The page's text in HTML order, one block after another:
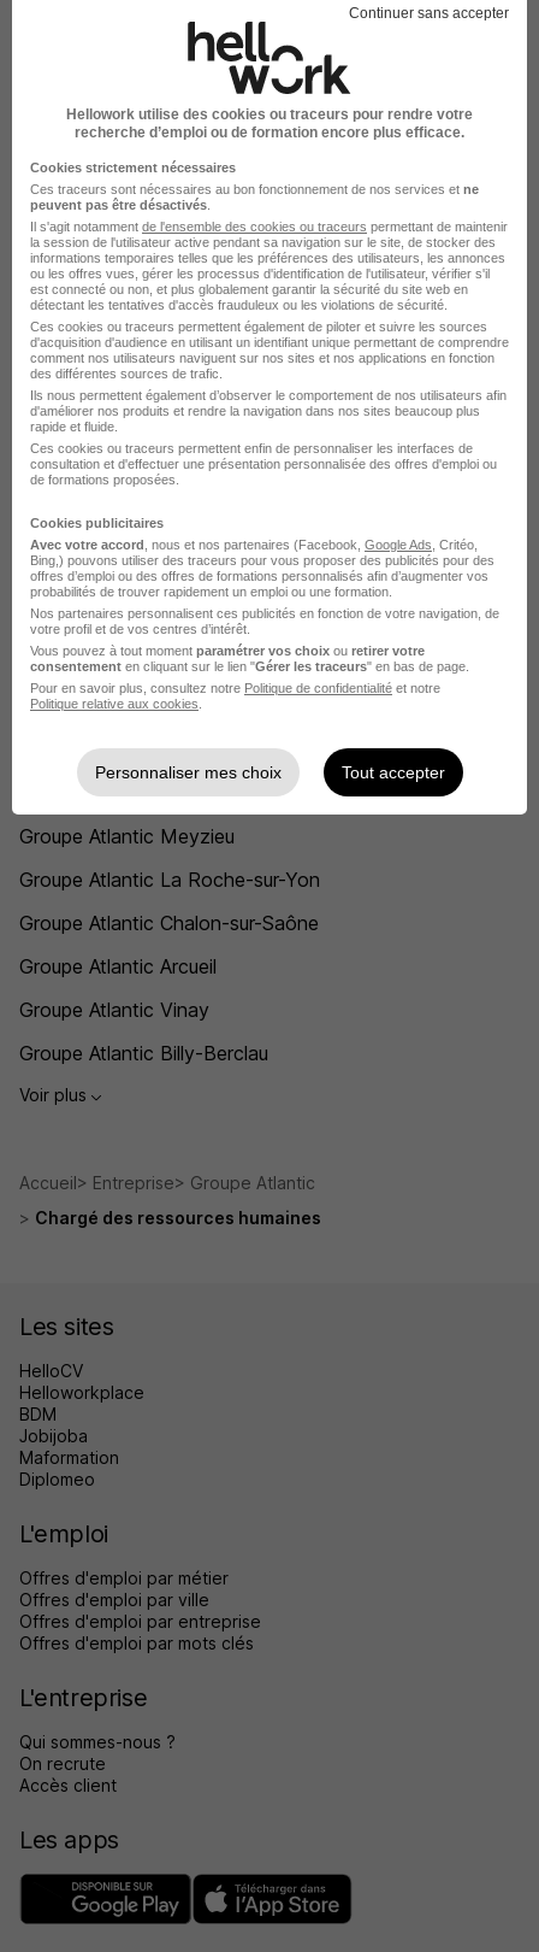
DÉPOSEZ VOTRE CV
Rendez votre CV accessible à l’ensemble des
recruteurs de la CVthèque Hellowork.
Postuler chez Groupe Atlantic par
Métier
Technicien de maintenance industrielle Groupe Atlantic
Technicien frigoriste Groupe Atlantic
Technicien SAV Groupe Atlantic
Chargé d'affaires CVC Groupe Atlantic
Ingénieur process Groupe Atlantic
Technicien avant-vente Groupe Atlantic
Voir plus
Voir toutes les offres par métier chez Groupe Atlantic
L'emploi chez Groupe Atlantic par Ville
Groupe Atlantic Meyzieu
Groupe Atlantic La Roche-sur-Yon
Groupe Atlantic Chalon-sur-Saône
Groupe Atlantic Arcueil
Groupe Atlantic Vinay
Groupe Atlantic Billy-Berclau
Voir plus
Accueil Entreprise
Groupe Atlantic
Chargé des ressources humaines
Les sites
HelloCV
Helloworkplace
BDM
Jobijoba
Maformation
Diplomeo
L'emploi
Offres d'emploi par métier
Offres d'emploi par ville
Offres d'emploi par entreprise
Offres d'emploi par mots clés
L'entreprise
Qui sommes-nous ?
On recrute
Accès client
Les apps
Continuer sans accepter
Hellowork utilise des cookies ou traceurs pour rendre votre
recherche d’emploi ou de formation encore plus efficace.
Cookies strictement nécessaires
Ces traceurs sont nécessaires au bon fonctionnement de nos services et ne
peuvent pas être désactivés
Il s'agit notamment de l'ensemble des cookies ou traceurs permettant de maintenir
la session de l'utilisateur active pendant sa navigation sur le site, de stocker des
informations temporaires telles que les préférences des utilisateurs, les annonces
ou les offres vues, gérer les processus d'identification de l'utilisateur, vérifier s'il
est connecté ou non, et plus globalement garantir la sécurité du site web en
détectant les tentatives d'accès frauduleux ou les violations de sécurité.
Ces cookies ou traceurs permettent également de piloter et suivre les sources
d'acquisition d'audience en utilisant un identifiant unique permettant de comprendre
comment nos utilisateurs naviguent sur nos sites et nos applications en fonction
des différentes sources de trafic.
Ils nous permettent également d’observer le comportement de nos utilisateurs afin
d'améliorer nos produits et rendre la navigation dans nos sites beaucoup plus
rapide et fluide.
Ces cookies ou traceurs permettent enfin de personnaliser les interfaces de
consultation et d'effectuer une présentation personnalisée des offres d'emploi ou
de formations proposées.
Cookies publicitaires
Avec votre accord , nous et nos partenaires (Facebook, Google Ads , Critéo,
Bing,) pouvons utiliser des traceurs pour vous proposer des publicités pour des
offres d’emploi ou des offres de formations personnalisés afin d’augmenter vos
probabilités de trouver rapidement un emploi ou une formation.
Nos partenaires personnalisent ces publicités en fonction de votre navigation, de
votre profil et de vos centres d’intérêt.
Vous pouvez à tout moment paramétrer vos choix ou retirer votre
consentement en cliquant sur le lien "Gérer les traceurs" en bas de page.
Pour en savoir plus, consultez notre Politique de confidentialité et notre
Politique relative aux cookies
Personnaliser mes choix Tout accepter